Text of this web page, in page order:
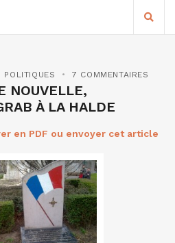
POLITIQUES 7 COMMENTAIRES
NOUVELLE,
À LA HALDE
en PDF ou envoyer cet article